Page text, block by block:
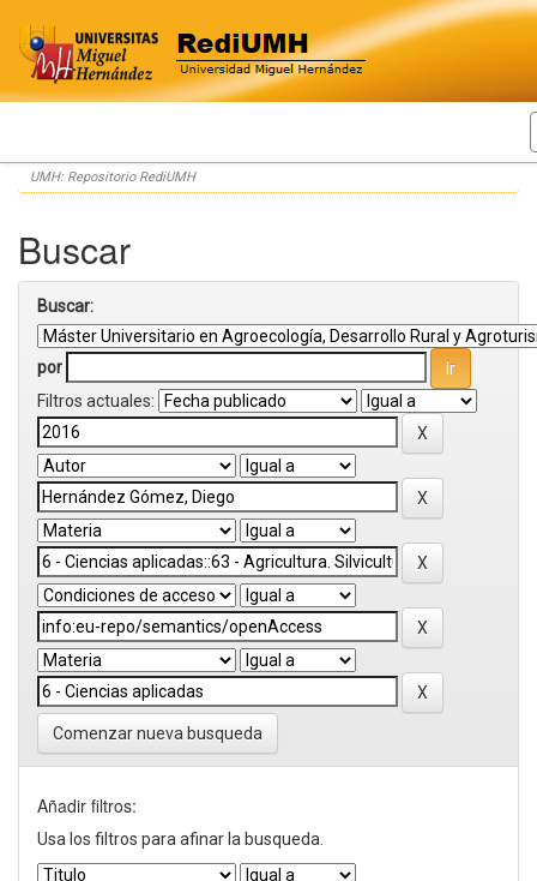
Skip
navigation
UMH: Repositorio RediUMH
Buscar
Buscar:
por
Filtros actuales:
Comenzar nueva busqueda
Añadir filtros:
Usa los filtros para afinar la busqueda.